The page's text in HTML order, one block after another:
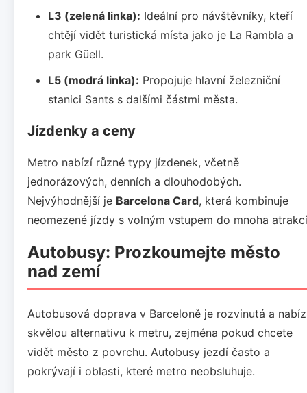
L3 (zelená linka): Ideální pro návštěvníky, kteří
chtějí vidět turistická místa jako je La Rambla a
park Güell.
L5 (modrá linka): Propojuje hlavní železniční
stanici Sants s dalšími částmi města.
Jízdenky a ceny
Metro nabízí různé typy jízdenek, včetně
jednorázových, denních a dlouhodobých.
Nejvýhodnější je Barcelona Card, která kombinuje
neomezené jízdy s volným vstupem do mnoha
Autobusy: Prozkoumejte město
nad zemí
Autobusová doprava v Barceloně je rozvinutá a
skvělou alternativu k metru, zejména pokud chcete
vidět město z povrchu. Autobusy jezdí často a
pokrývají i oblasti, které metro neobsluhuje.